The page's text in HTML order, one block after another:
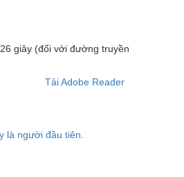
giây (đối với đường truyền
Tải Adobe Reader
là người đầu tiên.